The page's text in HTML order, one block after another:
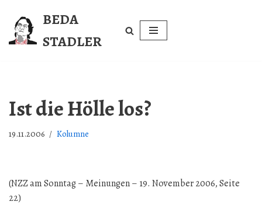
Zum
Inhalt
BEDA
STADLER
Ist die Hölle los?
19.11.2006 Kolumne
(NZZ am Sonntag – Meinungen – 19. November 2006, Seite
22)